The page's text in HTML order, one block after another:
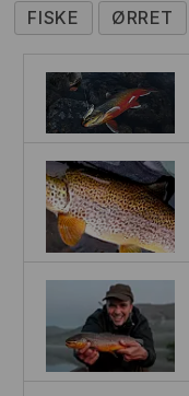
FISKE ØRRET